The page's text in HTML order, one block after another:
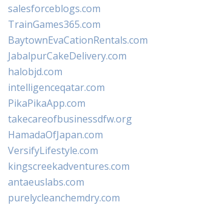
salesforceblogs.com
TrainGames365.com
BaytownEvaCationRentals.com
JabalpurCakeDelivery.com
halobjd.com
intelligenceqatar.com
PikaPikaApp.com
takecareofbusinessdfw.org
HamadaOfJapan.com
VersifyLifestyle.com
kingscreekadventures.com
antaeuslabs.com
purelycleanchemdry.com